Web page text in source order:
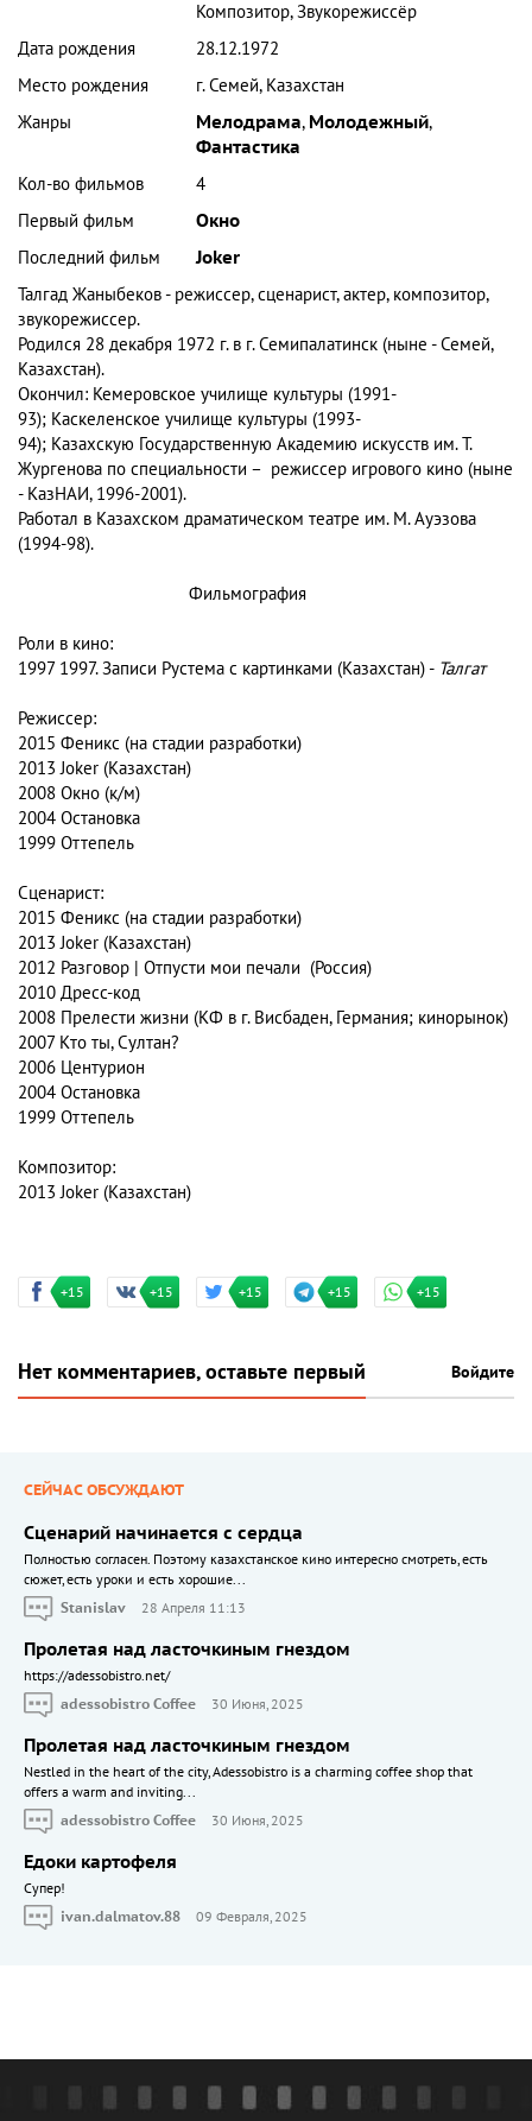
Композитор, Звукорежиссёр
Дата рождения
28.12.1972
Место рождения
г. Семей, Казахстан
Жанры
Мелодрама, Молодежный,
Фантастика
Кол-во фильмов
4
Первый фильм
Окно
Последний фильм
Joker
Талгад Жаныбеков- режиссер, сценарист, актер, композитор,
звукорежиссер.
Родился 28 декабря 1972 г. в г. Семипалатинск (ныне - Семей,
Казахстан).
Окончил: Кемеровское училище культуры (1991-
93); Каскеленское училище культуры (1993-
94); Казахскую Государственную Академию искусств им. Т.
Жургенова по специальности – режиссер игрового кино (ныне
- КазНАИ, 1996-2001).
Работал в Казахском драматическом театре им. М. Ауэзова
(1994-98).
Фильмография
Роли в кино:
1997 1997. Записи Рустема с картинками (Казахстан) - Талгат
Режиссер:
2015 Феникс (на стадии разработки)
2013 Joker (Казахстан)
2008 Окно (к/м)
2004 Остановка
1999 Оттепель
Сценарист:
2015 Феникс (на стадии разработки)
2013 Joker (Казахстан)
2012 Разговор | Отпусти мои печали (Россия)
2010 Дресс-код
2008 Прелести жизни (КФ в г. Висбаден, Германия; кинорынок)
2007 Кто ты, Султан?
2006 Центурион
2004 Остановка
1999 Оттепель
Композитор:
2013 Joker (Казахстан)
+15 +15 +15 +15 +15
Нет комментариев, оставьте первый Войдите
СЕЙЧАС ОБСУЖДАЮТ
Сценарий начинается с сердца
Полностью согласен. Поэтому казахстанское кино интересно смотреть, есть
сюжет, есть уроки и есть хорошие...
Stanislav
28 Апреля 11:13
Пролетая над ласточкиным гнездом
https://adessobistro.net/
adessobistro Coffee
30 Июня, 2025
Пролетая над ласточкиным гнездом
Nestled in the heart of the city, Adessobistro is a charming coffee shop that
offers a warm and inviting...
adessobistro Coffee
30 Июня, 2025
Едоки картофеля
Cупер!
ivan.dalmatov.88
09 Февраля, 2025